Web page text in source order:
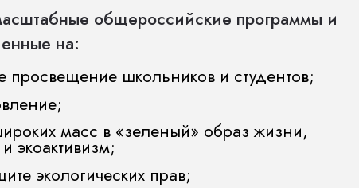
общероссийские программы и
на:
просвещение школьников и студентов;
масс в «зеленый» образ жизни,
экоактивизм;
экологических прав;